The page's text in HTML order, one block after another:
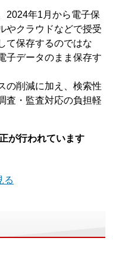
2024年1月から電子保
やクラウドなどで授受
て保存するのではな
子データのまま保存す
の削減に加え、検索性
査・監査対応の負担軽
が行われています
る